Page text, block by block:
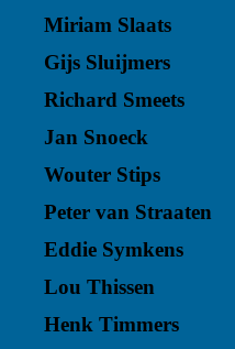
Miriam Slaats
Gijs Sluijmers
Richard Smeets
Jan Snoeck
Wouter Stips
Peter van Straaten
Eddie Symkens
Lou Thissen
Henk Timmers